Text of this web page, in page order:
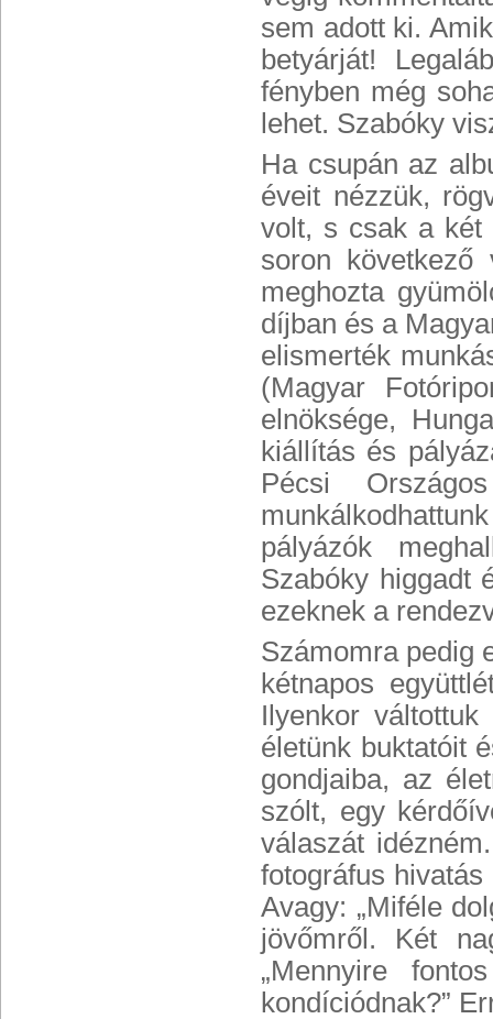
sem adott ki.
betyárját!
fényben még
lehet. Szabóky
Ha csupán az
éveit nézzük,
volt, s csak a két
soron következő
meghozta
díjban és a
elismerték
(Magyar
elnöksége,
kiállítás és
Pécsi
pályázók
Szabóky higgadt
ezeknek a
Számomra pedig
kétnapos
Ilyenkor
életünk buktatóit
gondjaiba, az
szólt, egy
válaszát
fotográfus hivatás
Avagy: „Miféle
jövőmről. Két
„Mennyire
kondíciódnak?”